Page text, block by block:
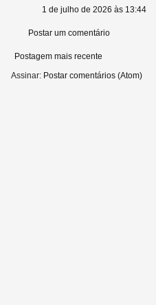
1 de julho de 2026 às 13:44
Postar um comentário
Postagem mais recente
Assinar: Postar comentários (Atom)